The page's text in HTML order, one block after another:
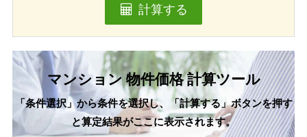
計算する
マンション 物件価格 計算ツール
「条件選択」から条件を選択し、「計算する」ボタンを押す
と算定結果がここに表示されます。